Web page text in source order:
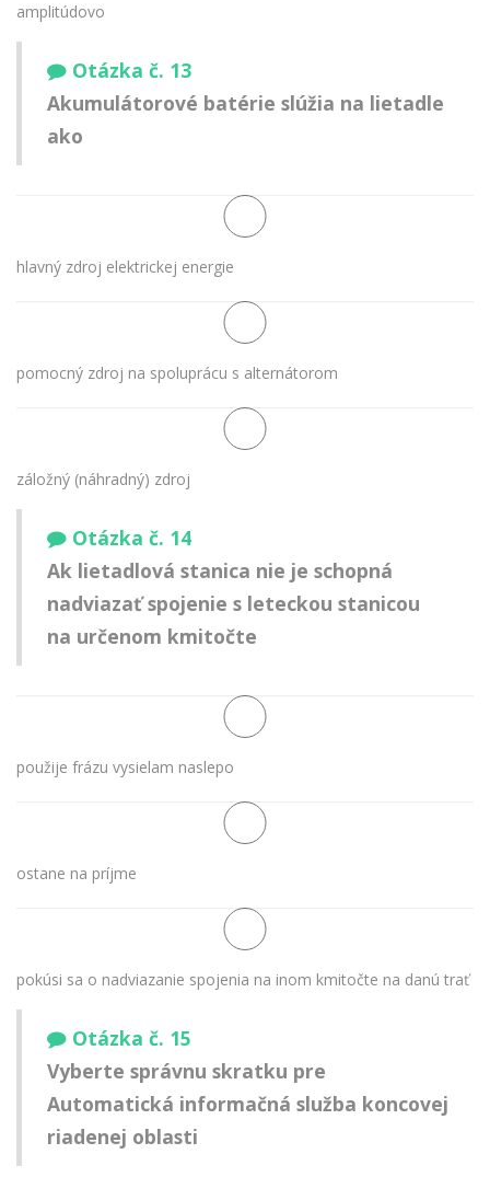
amplitúdovo
Otázka č. 13
Akumulátorové batérie slúžia na lietadle
ako
hlavný zdroj elektrickej energie
pomocný zdroj na spoluprácu s alternátorom
záložný (náhradný) zdroj
Otázka č. 14
Ak lietadlová stanica nie je schopná
nadviazať spojenie s leteckou stanicou
na určenom kmitočte
použije frázu vysielam naslepo
ostane na príjme
pokúsi sa o nadviazanie spojenia na inom kmitočte na danú trať
Otázka č. 15
Vyberte správnu skratku pre
Automatická informačná služba koncovej
riadenej oblasti